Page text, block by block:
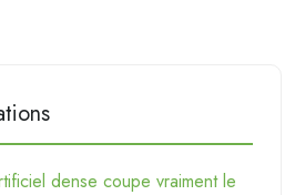
dense coupe vraiment le